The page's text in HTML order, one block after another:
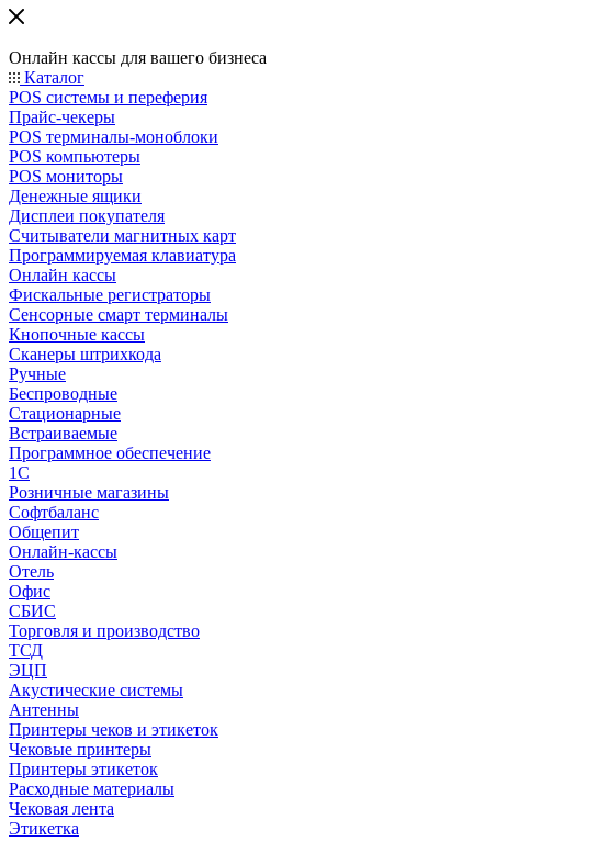
Онлайн кассы для вашего бизнеса
Каталог
POS системы и переферия
Прайс-чекеры
POS терминалы-моноблоки
POS компьютеры
POS мониторы
Денежные ящики
Дисплеи покупателя
Считыватели магнитных карт
Программируемая клавиатура
Онлайн кассы
Фискальные регистраторы
Сенсорные смарт терминалы
Кнопочные кассы
Сканеры штрихкода
Ручные
Беспроводные
Стационарные
Встраиваемые
Программное обеспечение
1С
Розничные магазины
Софтбаланс
Общепит
Онлайн-кассы
Отель
Офис
СБИС
Торговля и производство
ТСД
ЭЦП
Акустические системы
Антенны
Принтеры чеков и этикеток
Чековые принтеры
Принтеры этикеток
Расходные материалы
Чековая лента
Этикетка